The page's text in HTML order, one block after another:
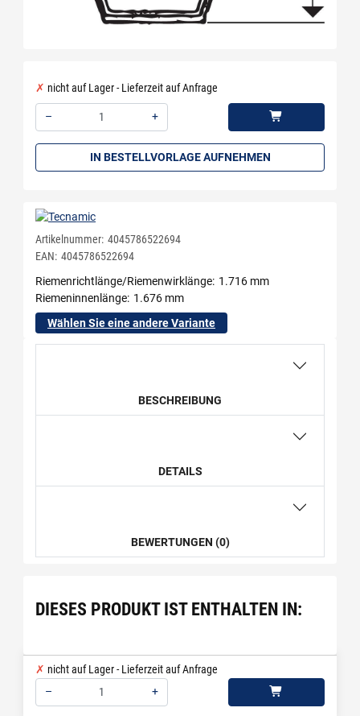
nicht auf Lager - Lieferzeit auf Anfrage
–
+
IN BESTELLVORLAGE AUFNEHMEN
Artikelnummer: 4045786522694
EAN: 4045786522694
Riemenrichtlänge/Riemenwirklänge 1.716 mm
Riemeninnenlänge 1.676 mm
Wählen Sie eine andere Variante
BESCHREIBUNG
DETAILS
BEWERTUNGEN (0)
DIESES PRODUKT IST ENTHALTEN IN:
nicht auf Lager - Lieferzeit auf Anfrage
–
+